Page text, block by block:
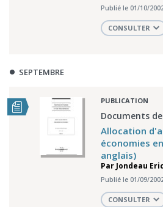
Publié le 01/10/
CONSULTER
SEPTEMBRE
PUBLICATION
Documents
Allocation
économies
anglais)
Par Jondeau Eric
Publié le 01/09/
CONSULTER